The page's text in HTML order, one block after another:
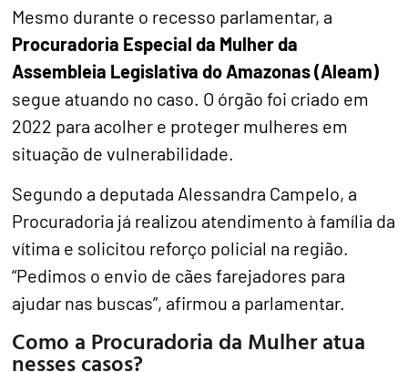
Mesmo durante o recesso parlamentar, a
Procuradoria Especial da Mulher da
Assembleia Legislativa do Amazonas (Aleam)
segue atuando no caso. O órgão foi criado em
2022 para acolher e proteger mulheres em
situação de vulnerabilidade.
Segundo a deputada Alessandra Campelo, a
Procuradoria já realizou atendimento à família da
vítima e solicitou reforço policial na região.
“Pedimos o envio de cães farejadores para
ajudar nas buscas”, afirmou a parlamentar.
Como a Procuradoria da Mulher atua
nesses casos?